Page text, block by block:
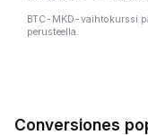
BTC-MKD-vaihtokurssi
perusteella.
Conversiones